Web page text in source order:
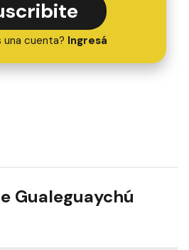
una cuenta? Ingresá
Gualeguaychú